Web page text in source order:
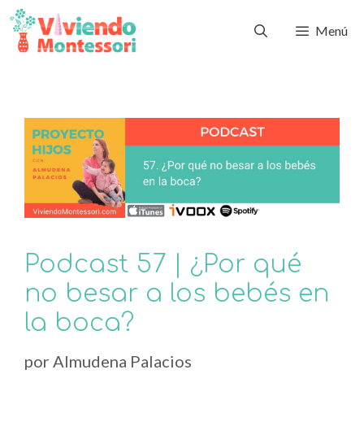
Menú
Podcast 57 | ¿Por qué
no besar a los bebés en
la boca?
por Almudena Palacios